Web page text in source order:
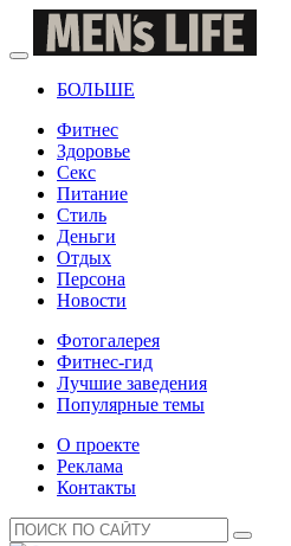
БОЛЬШЕ
Фитнес
Здоровье
Секс
Питание
Стиль
Деньги
Отдых
Персона
Новости
Фотогалерея
Фитнес-гид
Лучшие заведения
Популярные темы
О проекте
Реклама
Контакты